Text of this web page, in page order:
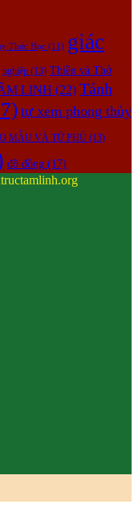
Thức Học (11) giác
nghiệp (13) Thiền và Thở
LINH (22) Tánh
tự xem phong thủy
MẪU VÀ TỨ PHỦ (13)
đồ đồng (17)